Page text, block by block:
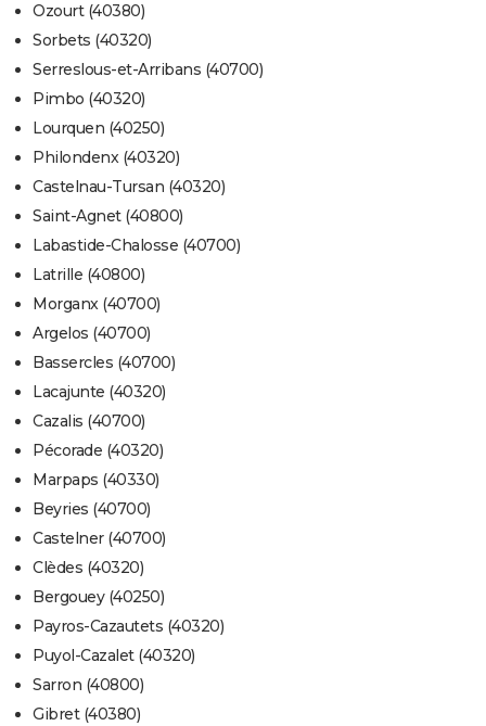
Ozourt (40380)
Sorbets (40320)
Serreslous-et-Arribans (40700)
Pimbo (40320)
Lourquen (40250)
Philondenx (40320)
Castelnau-Tursan (40320)
Saint-Agnet (40800)
Labastide-Chalosse (40700)
Latrille (40800)
Morganx (40700)
Argelos (40700)
Bassercles (40700)
Lacajunte (40320)
Cazalis (40700)
Pécorade (40320)
Marpaps (40330)
Beyries (40700)
Castelner (40700)
Clèdes (40320)
Bergouey (40250)
Payros-Cazautets (40320)
Puyol-Cazalet (40320)
Sarron (40800)
Gibret (40380)